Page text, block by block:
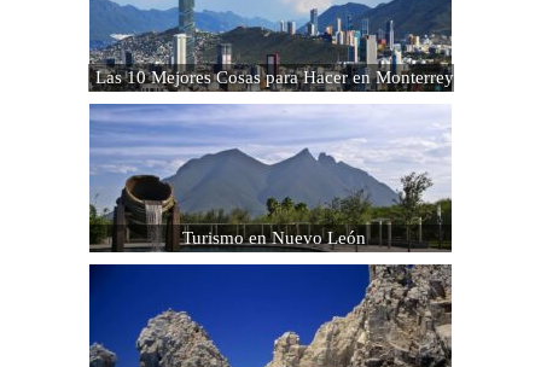
Las 10 Mejores Cosas para Hacer en Monterrey
Turismo en Nuevo León